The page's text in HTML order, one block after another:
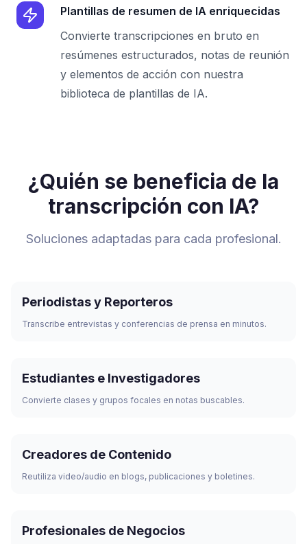
Plantillas de resumen de IA enriquecidas
Convierte transcripciones en bruto en
resúmenes estructurados, notas de reunión
y elementos de acción con nuestra
biblioteca de plantillas de IA.
¿Quién se beneficia de la
transcripción con IA?
Soluciones adaptadas para cada profesional.
Periodistas y Reporteros
Transcribe entrevistas y conferencias de prensa en minutos.
Estudiantes e Investigadores
Convierte clases y grupos focales en notas buscables.
Creadores de Contenido
Reutiliza video/audio en blogs, publicaciones y boletines.
Profesionales de Negocios